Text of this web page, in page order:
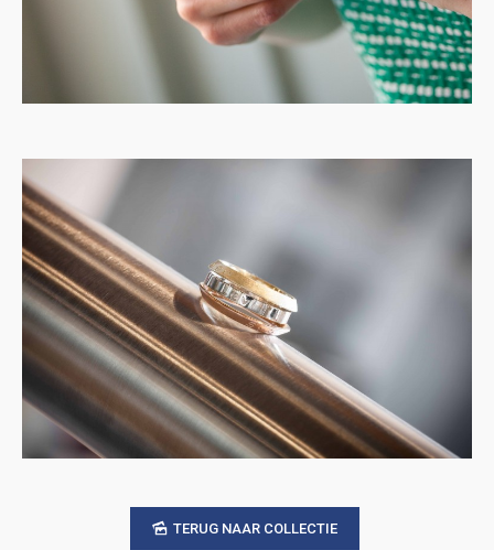
TERUG NAAR COLLECTIE